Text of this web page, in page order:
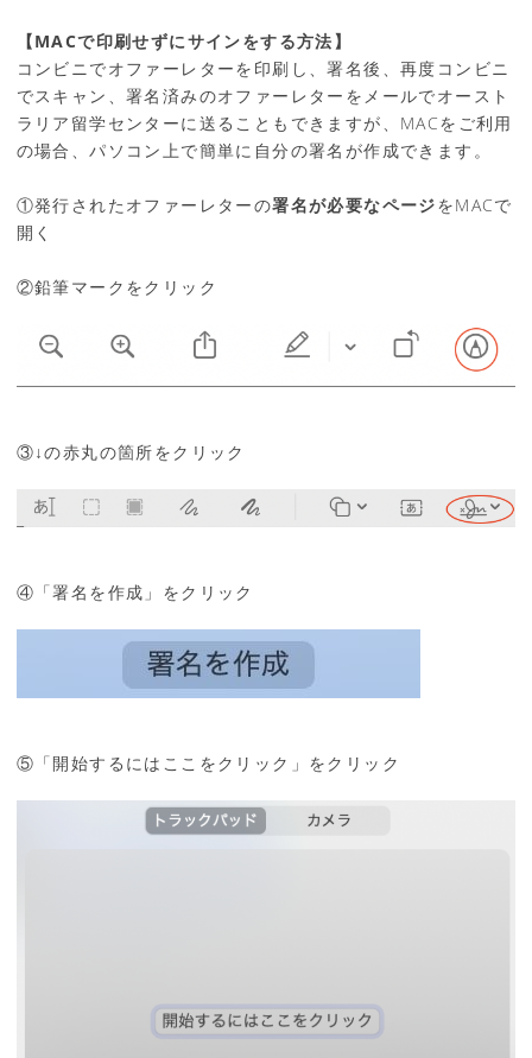
【MACで印刷せずにサインをする方法】
コンビニでオファーレターを印刷し、署名後、再度コンビニ
でスキャン、署名済みのオファーレターをメールでオースト
ラリア留学センターに送ることもできますが、MACをご利用
の場合、パソコン上で簡単に自分の署名が作成できます。
①発行されたオファーレターの署名が必要なページをMACで
開く
②鉛筆マークをクリック
③↓の赤丸の箇所をクリック
④「署名を作成」をクリック
⑤「開始するにはここをクリック」をクリック